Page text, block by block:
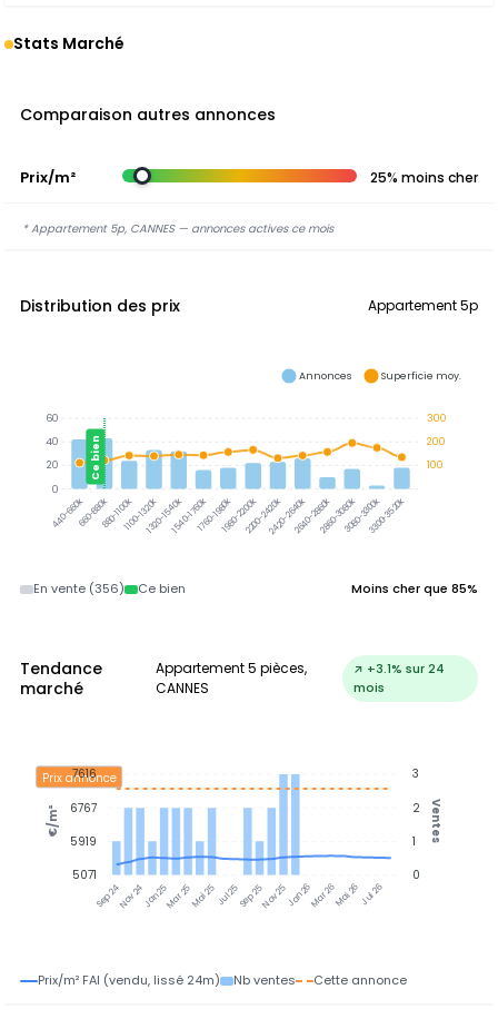
Stats Marché
Comparaison autres annonces
Prix/m² 25% moins cher
* Appartement 5p, CANNES — annonces actives ce mois
Distribution des prix Appartement 5p
440-660k660-880k880-1100k1100-1320k1320-1540k1540-1760k1760-1980k1980-2200k2200-2420k2420-2640k2640-2860k2860-3080k3080-3300k3300-3520k
Ce bien
300
200
100
60
40
20
0
Annonces Superficie moy.
En vente (356) Ce bien Moins cher que 85%
Tendance
marché
Appartement 5 pièces,
CANNES
↗ +3.1% sur 24
mois
Sep 24Nov 24Jan 25Mar 25Mai 25Jul 25Sep 25Nov 25Jan 26Mar 26Mai 26Jul 26
Prix annonce 3
2
1
0
Ventes
7616
6767
5919
5071
€/m²
Prix/m² FAI (vendu, lissé 24m) Nb ventes Cette annonce